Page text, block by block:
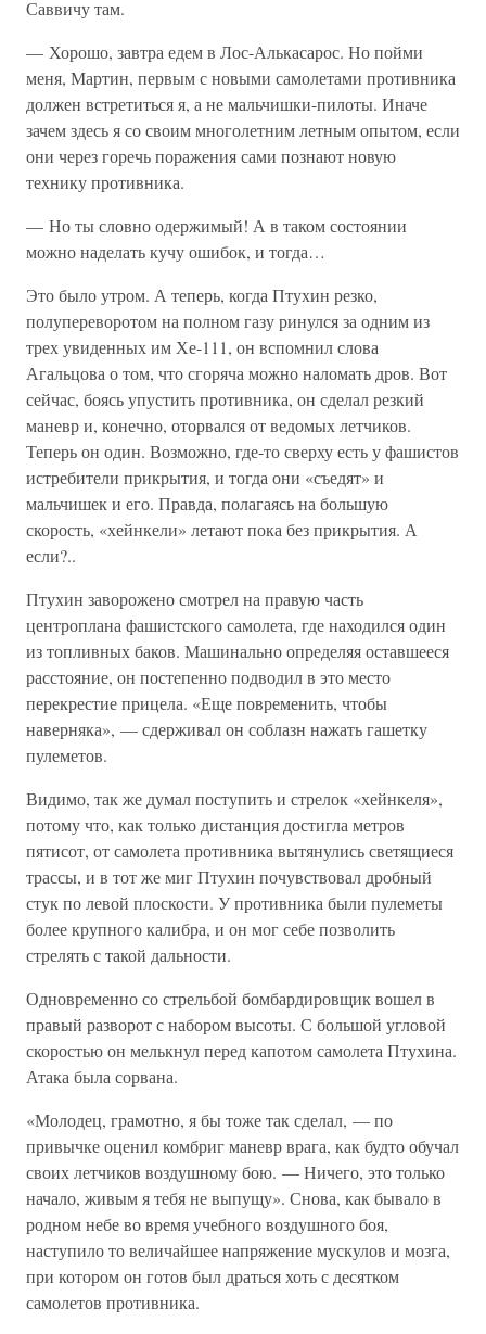
Саввичу там.
— Хорошо, завтра едем в Лос-Алькасарос. Но пойми
меня, Мартин, первым с новыми самолетами противника
должен встретиться я, а не мальчишки-пилоты. Иначе
зачем здесь я со своим многолетним летным опытом, если
они через горечь поражения сами познают новую
технику противника.
— Но ты словно одержимый! А в таком состоянии
можно наделать кучу ошибок, и тогда…
Это было утром. А теперь, когда Птухин резко,
полупереворотом на полном газу ринулся за одним из
трех увиденных им Хе-111, он вспомнил слова
Агальцова о том, что сгоряча можно наломать дров. Вот
сейчас, боясь упустить противника, он сделал резкий
маневр и, конечно, оторвался от ведомых летчиков.
Теперь он один. Возможно, где-то сверху есть у фашистов
истребители прикрытия, и тогда они «съедят» и
мальчишек и его. Правда, полагаясь на большую
скорость, «хейнкели» летают пока без прикрытия. А
если?..
Птухин заворожено смотрел на правую часть
центроплана фашистского самолета, где находился один
из топливных баков. Машинально определяя оставшееся
расстояние, он постепенно подводил в это место
перекрестие прицела. «Еще повременить, чтобы
наверняка», — сдерживал он соблазн нажать гашетку
пулеметов.
Видимо, так же думал поступить и стрелок «хейнкеля»,
потому что, как только дистанция достигла метров
пятисот, от самолета противника вытянулись светящиеся
трассы, и в тот же миг Птухин почувствовал дробный
стук по левой плоскости. У противника были пулеметы
более крупного калибра, и он мог себе позволить
стрелять с такой дальности.
Одновременно со стрельбой бомбардировщик вошел в
правый разворот с набором высоты. С большой угловой
скоростью он мелькнул перед капотом самолета Птухина.
Атака была сорвана.
«Молодец, грамотно, я бы тоже так сделал, — по
привычке оценил комбриг маневр врага, как будто обучал
своих летчиков воздушному бою. — Ничего, это только
начало, живым я тебя не выпущу». Снова, как бывало в
родном небе во время учебного воздушного боя,
наступило то величайшее напряжение мускулов и мозга,
при котором он готов был драться хоть с десятком
самолетов противника.